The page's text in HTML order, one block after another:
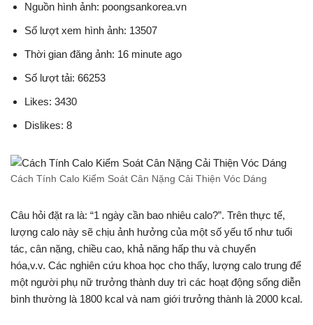
Nguồn hình ảnh: poongsankorea.vn
Số lượt xem hình ảnh: 13507
Thời gian đăng ảnh: 16 minute ago
Số lượt tải: 66253
Likes: 3430
Dislikes: 8
Cách Tính Calo Kiểm Soát Cân Nặng Cải Thiện Vóc Dáng
Câu hỏi đặt ra là: “1 ngày cần bao nhiêu calo?”. Trên thực tế,
lượng calo này sẽ chịu ảnh hưởng của một số yếu tố như tuổi
tác, cân nặng, chiều cao, khả năng hấp thu và chuyển
hóa,v.v. Các nghiên cứu khoa học cho thấy, lượng calo trung để
một người phụ nữ trưởng thành duy trì các hoạt động sống diễn
bình thường là 1800 kcal và nam giới trưởng thành là 2000 kcal.